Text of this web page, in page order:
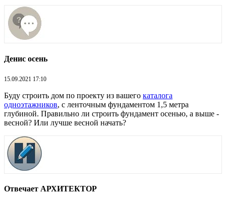
Денис осень
15.09.2021 17:10
Буду строить дом по проекту из вашего каталога
одноэтажников, с ленточным фундаментом 1,5 метра
глубиной. Правильно ли строить фундамент осенью, а выше -
весной? Или лучше весной начать?
Отвечает АРХИТЕКТОР